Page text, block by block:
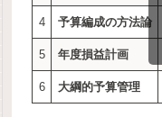
4 予算編成の方法論
5 年度損益計画
6 大綱的予算管理